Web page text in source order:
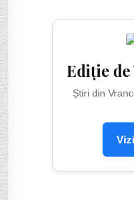
Ediție
Știri din